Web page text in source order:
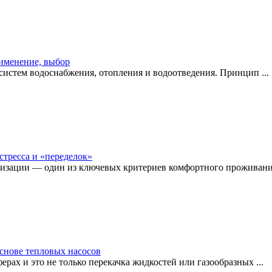
выбор
водоснабжения, отопления и водоотведения. Принцип ...
и «переделок»
— один из ключевых критериев комфортного
тепловых насосов
и это не только перекачка жидкостей или газообразных ...